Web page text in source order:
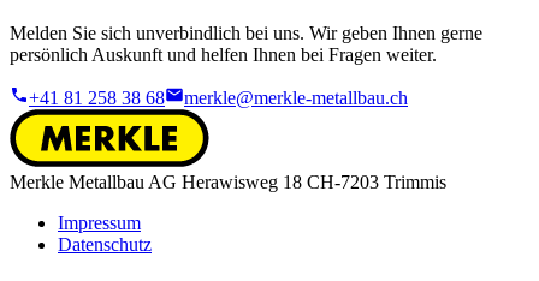
Melden Sie sich unverbindlich bei uns. Wir geben Ihnen gerne
persönlich Auskunft und helfen Ihnen bei Fragen weiter.
+41 81 258 38 68 merkle@merkle-metallbau.ch
Merkle Metallbau AG Herawisweg 18 CH-7203 Trimmis
Impressum
Datenschutz